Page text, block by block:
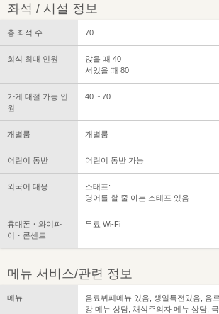
좌석 / 시설 정보
총 좌석 수 70
회식 최대 인원
앉을 때 40
서있을 때 80
가게 대절 가능 인
원
40 ~ 70
개별룸 개별룸
어린이 동반 어린이 동반 가능
외국어 대응
스태프:
영어를 할 줄 아는 스태프 있음
휴대폰・와이파
이・콘센트
무료 Wi-Fi
메뉴 서비스/관련 정보
메뉴
음료뷔페메뉴 있음, 생일특전있음, 음
강 메뉴 상담, 채식주의자 메뉴 상담,